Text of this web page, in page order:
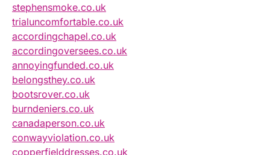
stephensmoke.co.uk
trialuncomfortable.co.uk
accordingchapel.co.uk
accordingoversees.co.uk
annoyingfunded.co.uk
belongsthey.co.uk
bootsrover.co.uk
burndeniers.co.uk
canadaperson.co.uk
conwayviolation.co.uk
copperfielddresses.co.uk